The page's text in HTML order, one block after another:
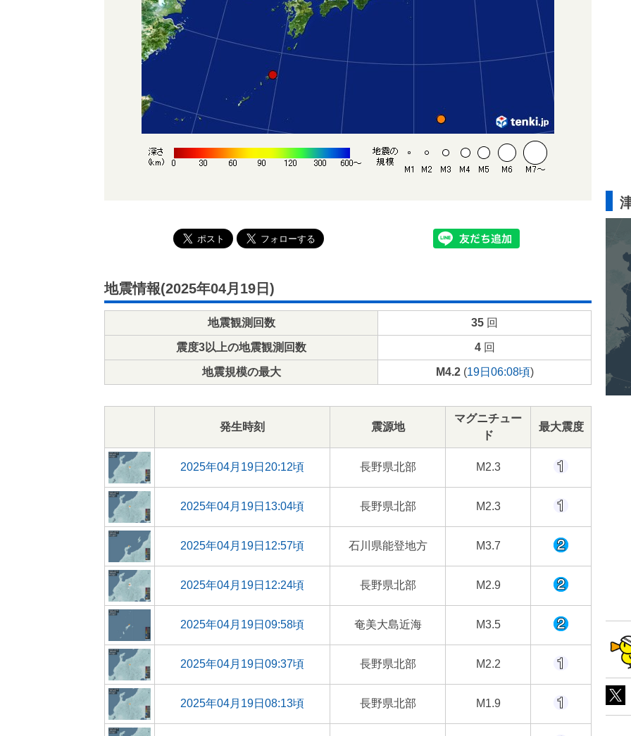
地震情報(2025年04月19日)
地震観測回数 35 回
震度3以上の地震観測回数 4回
地震規模の最大 M4.2(19日06:08頃)
発生時刻 震源地
マグニチュー
ド
最大震度
2025年04月19日20:12頃 長野県北部 M2.3
2025年04月19日13:04頃 長野県北部 M2.3
2025年04月19日12:57頃 石川県能登地方 M3.7
2025年04月19日12:24頃 長野県北部 M2.9
2025年04月19日09:58頃 奄美大島近海 M3.5
2025年04月19日09:37頃 長野県北部 M2.2
2025年04月19日08:13頃 長野県北部 M1.9